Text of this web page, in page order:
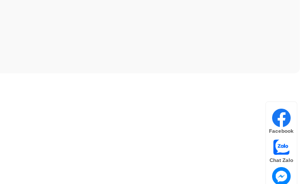
Facebook
Chat Zalo